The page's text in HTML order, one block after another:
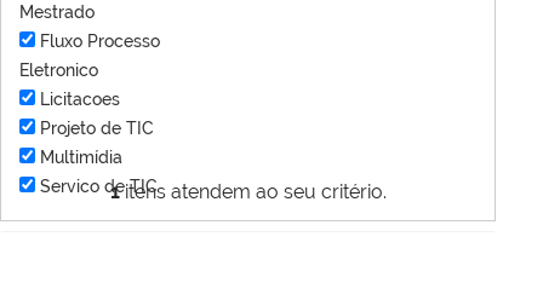
1itens atendem ao seu critério.
Mestrado
Fluxo Processo
Eletronico
Licitacoes
Projeto de TIC
Multimídia
Servico de TIC